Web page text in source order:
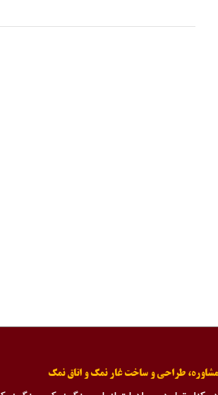
مشاوره، طراحی و ساخت غار نمک و اتاق نمک